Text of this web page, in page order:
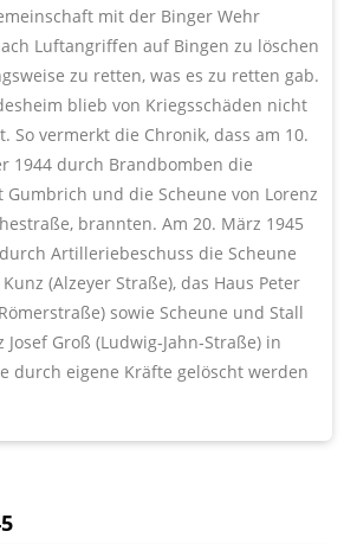
mit der Binger Wehr
Luftangriffen auf Bingen zu löschen
zu retten, was es zu retten gab.
blieb von Kriegsschäden nicht
So ver­merkt die Chronik, dass am 10.
1944 durch Brandbomben die
Gumbrich und die Scheune von Lorenz
brannten. Am 20. März 1945
Artilleriebeschuss die Scheune
Kunz (Alzeyer Straße), das Haus Peter
sowie Scheune und Stall
Josef Groß (Lud­wig‑Jahn‑Straße) in
durch eigene Kräfte gelöscht werden